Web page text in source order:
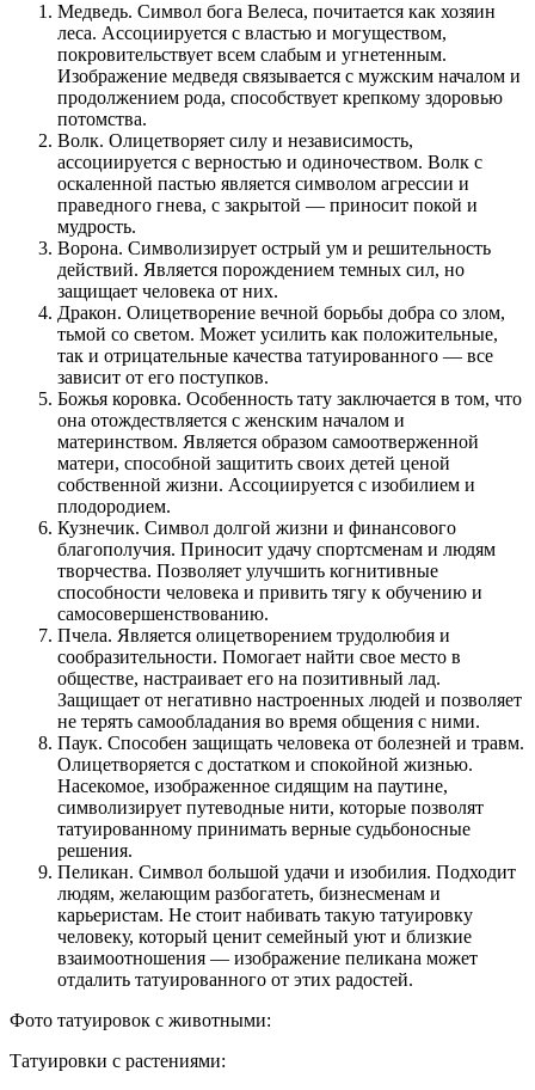
Медведь. Символ бога Велеса, почитается как хозяин
леса. Ассоциируется с властью и могуществом,
покровительствует всем слабым и угнетенным.
Изображение медведя связывается с мужским началом и
продолжением рода, способствует крепкому здоровью
потомства.
Волк. Олицетворяет силу и независимость,
ассоциируется с верностью и одиночеством. Волк с
оскаленной пастью является символом агрессии и
праведного гнева, с закрытой — приносит покой и
мудрость.
Ворона. Символизирует острый ум и решительность
действий. Является порождением темных сил, но
защищает человека от них.
Дракон. Олицетворение вечной борьбы добра со злом,
тьмой со светом. Может усилить как положительные,
так и отрицательные качества татуированного — все
зависит от его поступков.
Божья коровка. Особенность тату заключается в том, что
она отождествляется с женским началом и
материнством. Является образом самоотверженной
матери, способной защитить своих детей ценой
собственной жизни. Ассоциируется с изобилием и
плодородием.
Кузнечик. Символ долгой жизни и финансового
благополучия. Приносит удачу спортсменам и людям
творчества. Позволяет улучшить когнитивные
способности человека и привить тягу к обучению и
самосовершенствованию.
Пчела. Является олицетворением трудолюбия и
сообразительности. Помогает найти свое место в
обществе, настраивает его на позитивный лад.
Защищает от негативно настроенных людей и позволяет
не терять самообладания во время общения с ними.
Паук. Способен защищать человека от болезней и травм.
Олицетворяется с достатком и спокойной жизнью.
Насекомое, изображенное сидящим на паутине,
символизирует путеводные нити, которые позволят
татуированному принимать верные судьбоносные
решения.
Пеликан. Символ большой удачи и изобилия. Подходит
людям, желающим разбогатеть, бизнесменам и
карьеристам. Не стоит набивать такую татуировку
человеку, который ценит семейный уют и близкие
взаимоотношения — изображение пеликана может
отдалить татуированного от этих радостей.
Фото татуировок с животными:
Татуировки с растениями: